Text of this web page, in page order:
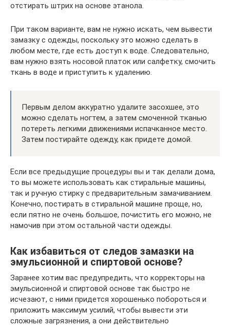
отстирать штрих на основе этанола.
При таком варианте, вам не нужно искать, чем вывести
замазку с одежды, поскольку это можно сделать в
любом месте, где есть доступ к воде. Следовательно,
вам нужно взять носовой платок или салфетку, смочить
ткань в воде и приступить к удалению.
Первым делом аккуратно удалите засохшее, это
можно сделать ногтем, а затем смоченной тканью
потереть легкими движениями испачканное место.
Затем постирайте одежду, как придете домой.
Если все предыдущие процедуры вы и так делали дома,
то вы можете использовать как стиральные машины,
так и ручную стирку с предварительным замачиванием.
Конечно, постирать в стиральной машине проще, но,
если пятно не очень большое, почистить его можно, не
намочив при этом остальной части одежды.
Как избавиться от следов замазки на
эмульсионной и спиртовой основе?
Заранее хотим вас предупредить, что корректоры на
эмульсионной и спиртовой основе так быстро не
исчезают, с ними придется хорошенько побороться и
приложить максимум усилий, чтобы вывести эти
сложные загрязнения, а они действительно